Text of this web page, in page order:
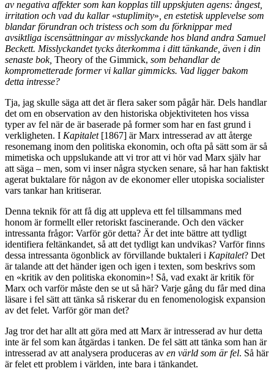
av negativa affekter som kan kopplas till uppskjuten agens: ångest,
irritation och vad du kallar «stuplimity» , en estetisk upplevelse som
blandar förundran och tristess och som du förknippar med
avsiktliga iscensättningar av misslyckande hos bland andra Samuel
Beckett. Misslyckandet tycks återkomma i ditt tänkande, även i din
senaste bok, Theory of the Gimmick, som behandlar de
komprometterade former vi kallar gimmicks. Vad ligger bakom
detta intresse?
Tja, jag skulle säga att det är flera saker som pågår här. Dels handlar
det om en observation av den historiska objektiviteten hos vissa
typer av fel när de är baserade på former som har en fast grund i
verkligheten. I Kapitalet[1867] är Marx intresserad av att återge
resonemang inom den politiska ekonomin, och ofta på sätt som är så
mimetiska och uppslukande att vi tror att vi hör vad Marx själv har
att säga – men, som vi inser några stycken senare, så har han faktiskt
agerat buktalare för någon av de ekonomer eller utopiska socialister
vars tankar han kritiserar.
Denna teknik för att få dig att uppleva ett fel tillsammans med
honom är formellt eller retoriskt fascinerande. Och den väcker
intressanta frågor: Varför gör detta? Är det inte bättre att tydligt
identifiera feltänkandet, så att det tydligt kan undvikas? Varför finns
dessa intressanta ögonblick av förvillande buktaleri i Kapitalet? Det
är talande att det händer igen och igen i texten, som beskrivs som
en «kritik av den politiska ekonomin»! Så, vad exakt är kritik för
Marx och varför måste den se ut så här? Varje gång du får med dina
läsare i fel sätt att tänka så riskerar du en fenomenologisk expansion
av det felet. Varför gör man det?
Jag tror det har allt att göra med att Marx är intresserad av hur detta
inte är fel som kan åtgärdas i tanken. De fel sätt att tänka som han är
intresserad av att analysera produceras av en värld som är fel. Så här
är felet ett problem i världen, inte bara i tänkandet.